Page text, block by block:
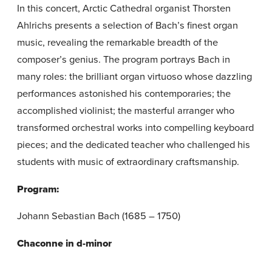
In this concert, Arctic Cathedral organist Thorsten
Ahlrichs presents a selection of Bach’s finest organ
music, revealing the remarkable breadth of the
composer’s genius. The program portrays Bach in
many roles: the brilliant organ virtuoso whose dazzling
performances astonished his contemporaries; the
accomplished violinist; the masterful arranger who
transformed orchestral works into compelling keyboard
pieces; and the dedicated teacher who challenged his
students with music of extraordinary craftsmanship.
Program:
Johann Sebastian Bach (1685 – 1750)
Chaconne in d-minor